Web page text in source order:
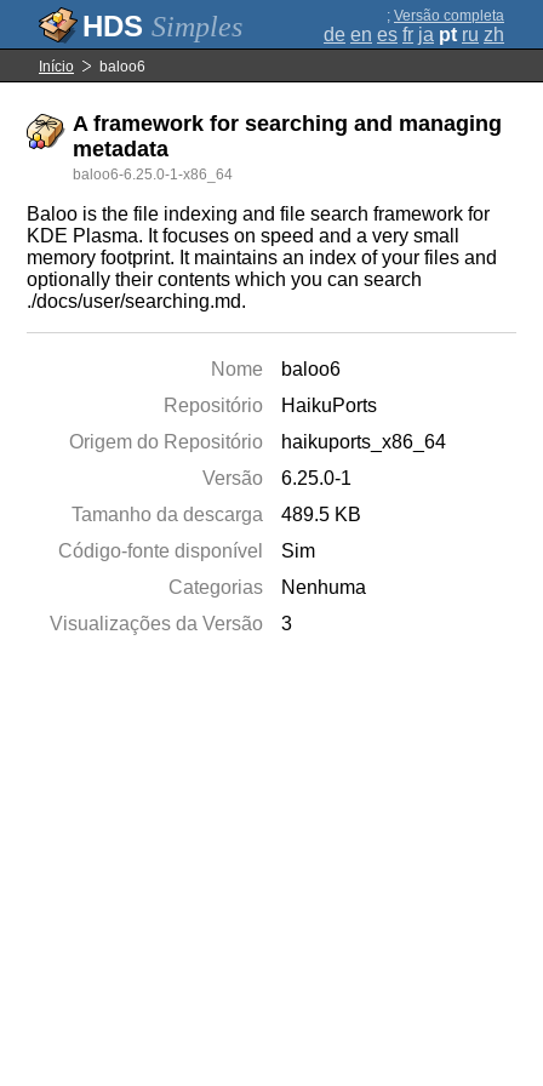
Simples ; Versão completa
de en es fr ja pt ru zh
Início baloo6
A framework for searching and managing
metadata
baloo6-6.25.0-1-x86_64
Baloo is the file indexing and file search framework for
KDE Plasma. It focuses on speed and a very small
memory footprint. It maintains an index of your files and
optionally their contents which you can search
./docs/user/searching.md.
Nome
baloo6
Repositório
HaikuPorts
Origem do Repositório
haikuports_x86_64
Versão
6.25.0-1
Tamanho da descarga
489.5 KB
Código-fonte disponível
Sim
Categorias
Nenhuma
Visualizações da Versão
3